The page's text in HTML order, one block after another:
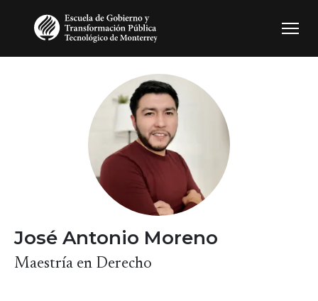
José Antonio Moreno
Maestría en Derecho